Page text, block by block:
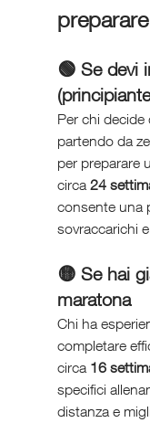
🟢 Se devi
Per chi decide
partendo da
per preparare
circa 24
consente una
sovraccarichi
🟡 Se hai
maratona
Chi ha
completare
circa 16
specifici
distanza e